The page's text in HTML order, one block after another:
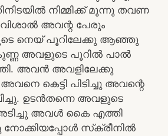
നിമ്മിക്ക് മൂന്നു തവണ
വിശാൽ അവന്റ പേരും
നെയ് പൂറിലേക്കു ആഞ്ഞു
അവളുടെ പൂറിൽ പാൽ
അവൻ അവളിലേക്കു
കെട്ടി പിടിച്ചു അവന്റെ
ഉടൻതന്നെ അവളുടെ
അവൾ കൈ എത്തി
സ്‌ക്രീനിൽ